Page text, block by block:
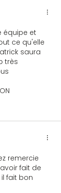
équipe et
ce qu'elle
saura
très
remercie
fait de
fait bon